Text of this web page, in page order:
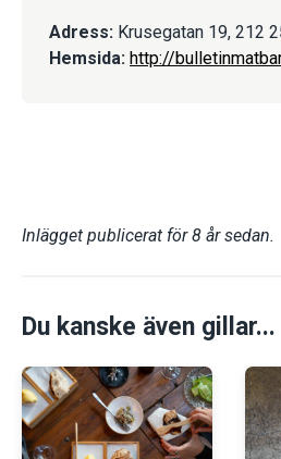
Adress: Krusegatan 19, 212
Hemsida: http://
Inlägget publicerat för 8 år sedan.
Du kanske även gillar...